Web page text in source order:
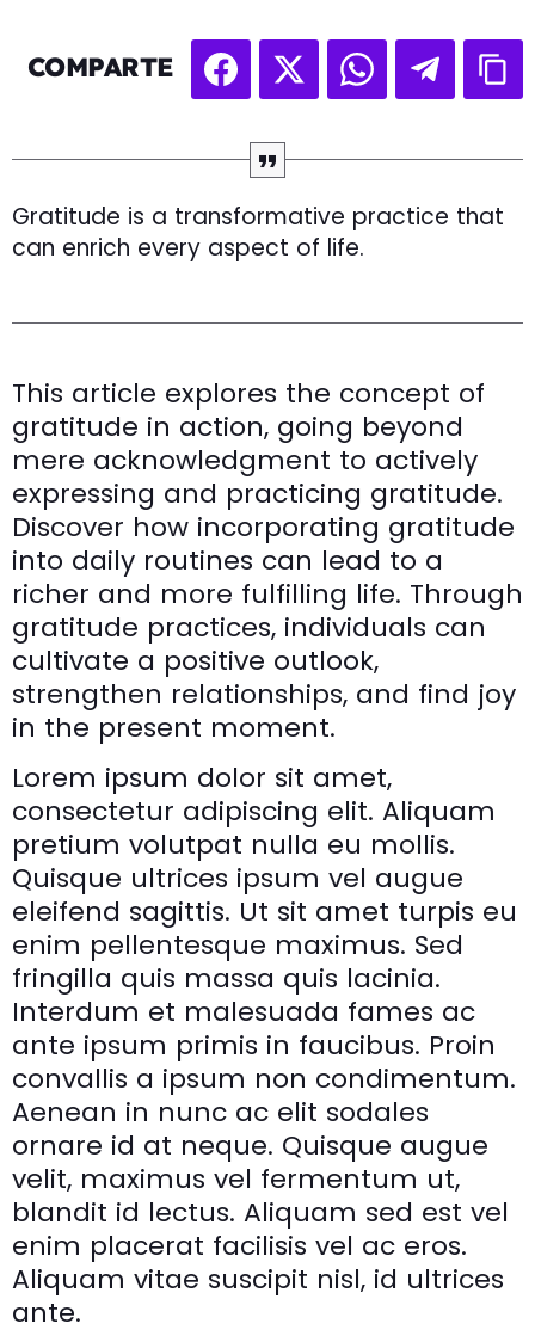
COMPARTE
Gratitude is a transformative practice that
can enrich every aspect of life.
This article explores the concept of
gratitude in action, going beyond
mere acknowledgment to actively
expressing and practicing gratitude.
Discover how incorporating gratitude
into daily routines can lead to a
richer and more fulfilling life. Through
gratitude practices, individuals can
cultivate a positive outlook,
strengthen relationships, and find joy
in the present moment.
Lorem ipsum dolor sit amet,
consectetur adipiscing elit. Aliquam
pretium volutpat nulla eu mollis.
Quisque ultrices ipsum vel augue
eleifend sagittis. Ut sit amet turpis eu
enim pellentesque maximus. Sed
fringilla quis massa quis lacinia.
Interdum et malesuada fames ac
ante ipsum primis in faucibus. Proin
convallis a ipsum non condimentum.
Aenean in nunc ac elit sodales
ornare id at neque. Quisque augue
velit, maximus vel fermentum ut,
blandit id lectus. Aliquam sed est vel
enim placerat facilisis vel ac eros.
Aliquam vitae suscipit nisl, id ultrices
ante.